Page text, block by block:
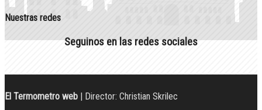
Nuestras redes
Seguinos en las redes sociales
El Termometro web | Director: Christian Skrilec